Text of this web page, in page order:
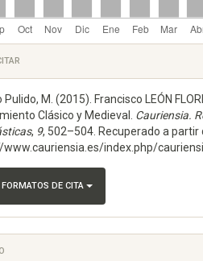
Pulido, M. (2015). Francisco LEÓN
Clásico y Medieval. Cauriensia.
, 9, 502–504. Recuperado a partir
www.cauriensia.es/index.php/
DE CITA